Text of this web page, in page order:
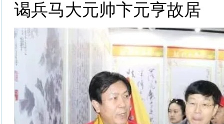
谒兵马大元帅卞元亨故居